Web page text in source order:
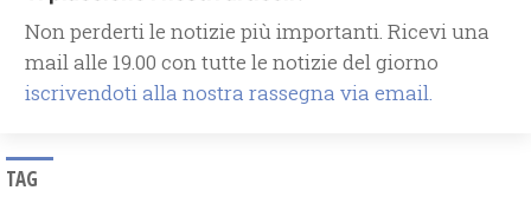
Non perderti le notizie più importanti. Ricevi una
mail alle 19.00 con tutte le notizie del giorno
iscrivendoti alla nostra rassegna via email.
TAG